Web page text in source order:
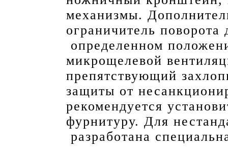
механизмы.
ограничитель
определенном
микрощелевой
препятствующий
защиты от
рекомендуется
фурнитуру. Для
разработана